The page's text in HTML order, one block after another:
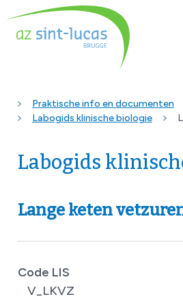
Praktische info en documenten
Labogids klinische biologie
Labogids
Lange keten
Code LIS
V_LKVZ